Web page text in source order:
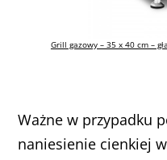
Grill gazowy – 35 x 40 cm –
Ważne w przypadku
naniesienie cienkiej